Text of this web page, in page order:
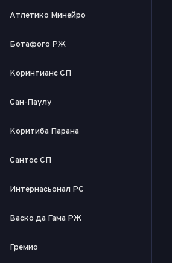
Атлетико Минейро
Ботафого РЖ
Коринтианс СП
Сан-Паулу
Коритиба Парана
Сантос СП
Интернасьонал РС
Васко да Гама РЖ
Гремио